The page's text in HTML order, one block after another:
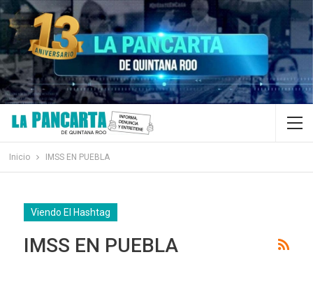
Inicio IMSS EN PUEBLA
Viendo El Hashtag
IMSS EN PUEBLA